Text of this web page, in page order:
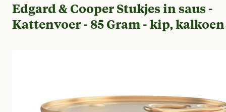
Edgard & Cooper Stukjes in saus -
Kattenvoer - 85 Gram - kip, kalkoen